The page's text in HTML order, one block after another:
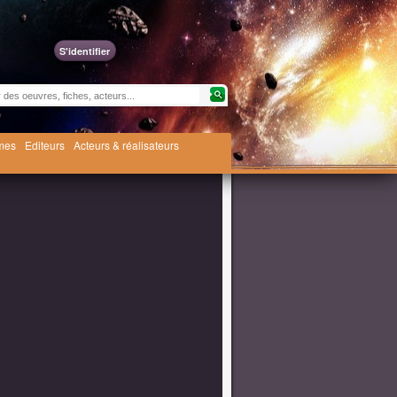
S'identifier
Editeurs Acteurs & réalisateurs